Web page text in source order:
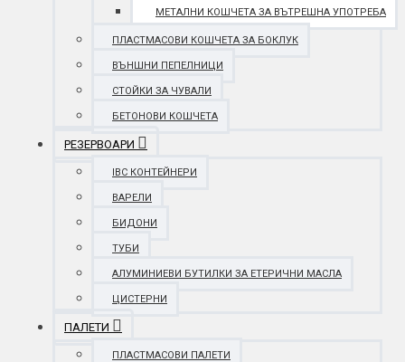
МЕТАЛНИ КОШЧЕТА ЗА ВЪТРЕШНА УПОТРЕБА
ПЛАСТМАСОВИ КОШЧЕТА ЗА БОКЛУК
ВЪНШНИ ПЕПЕЛНИЦИ
СТОЙКИ ЗА ЧУВАЛИ
БЕТОНОВИ КОШЧЕТА
РЕЗЕРВОАРИ
IBC КОНТЕЙНЕРИ
ВАРЕЛИ
БИДОНИ
ТУБИ
АЛУМИНИЕВИ БУТИЛКИ ЗА ЕТЕРИЧНИ МАСЛА
ЦИСТЕРНИ
ПАЛЕТИ
ПЛАСТМАСОВИ ПАЛЕТИ